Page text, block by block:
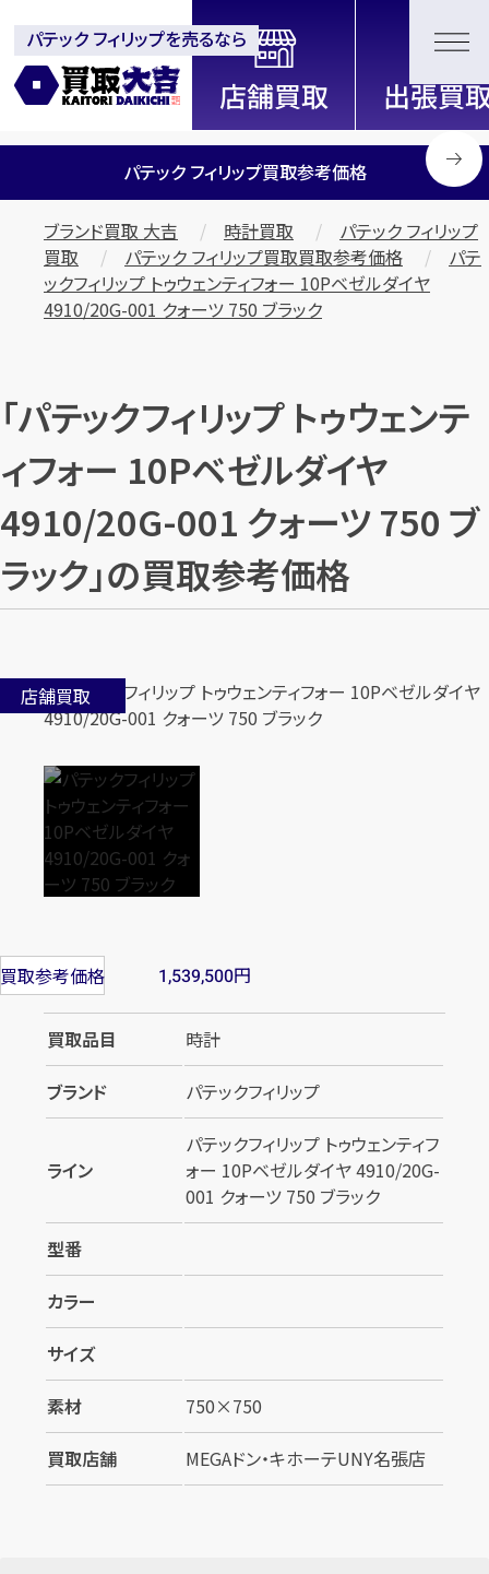
全国2200店舗以上展開中！信頼と実績の買取専門店「買取大
吉」
パテック フィリップを売るなら
パテック フィリップ買取参考価格
ブランド買取 大吉 時計買取
パテック フィリップ
買取
パテック フィリップ買取買取参考価格
パテ
ックフィリップ トゥウェンティフォー 10Pベゼルダイヤ
4910/20G-001 クォーツ 750 ブラック
「パテックフィリップ トゥウェンテ
ィフォー 10Pベゼルダイヤ
4910/20G-001 クォーツ 750 ブ
ラック」の買取参考価格
店舗買取
買取参考価格 1,539,500円
買取品目
時計
ブランド
パテックフィリップ
ライン
パテックフィリップ トゥウェンティフ
ォー 10Pベゼルダイヤ 4910/20G-
001 クォーツ 750 ブラック
型番
カラー
サイズ
素材
750×750
買取店舗
MEGAドン・キホーテUNY名張店